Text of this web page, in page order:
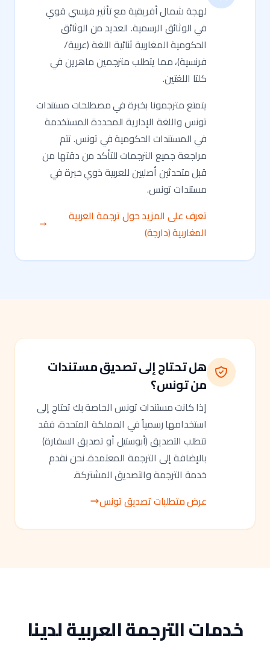
لهجة شمال أفريقية مع تأثير فرنسي قوي
في الوثائق الرسمية. العديد من الوثائق
الحكومية المغاربية ثنائية اللغة (عربية/
فرنسية)، مما يتطلب مترجمين ماهرين في
كلتا اللغتين.
يتمتع مترجمونا بخبرة في مصطلحات مستندات
تونس واللغة الإدارية المحددة المستخدمة
في المستندات الحكومية في تونس. تتم
مراجعة جميع الترجمات للتأكد من دقتها من
قبل متحدثين أصليين للعربية ذوي خبرة في
مستندات تونس.
تعرف على المزيد حول ترجمة العربية
المغاربية (دارجة)
هل تحتاج إلى تصديق مستندات
من تونس؟
إذا كانت مستندات تونس الخاصة بك تحتاج إلى
استخدامها رسمياً في المملكة المتحدة، فقد
تتطلب التصديق (أبوستيل أو تصديق السفارة)
بالإضافة إلى الترجمة المعتمدة. نحن نقدم
خدمة الترجمة والتصديق المشتركة.
عرض متطلبات تصديق تونس
خدمات الترجمة العربية لدينا